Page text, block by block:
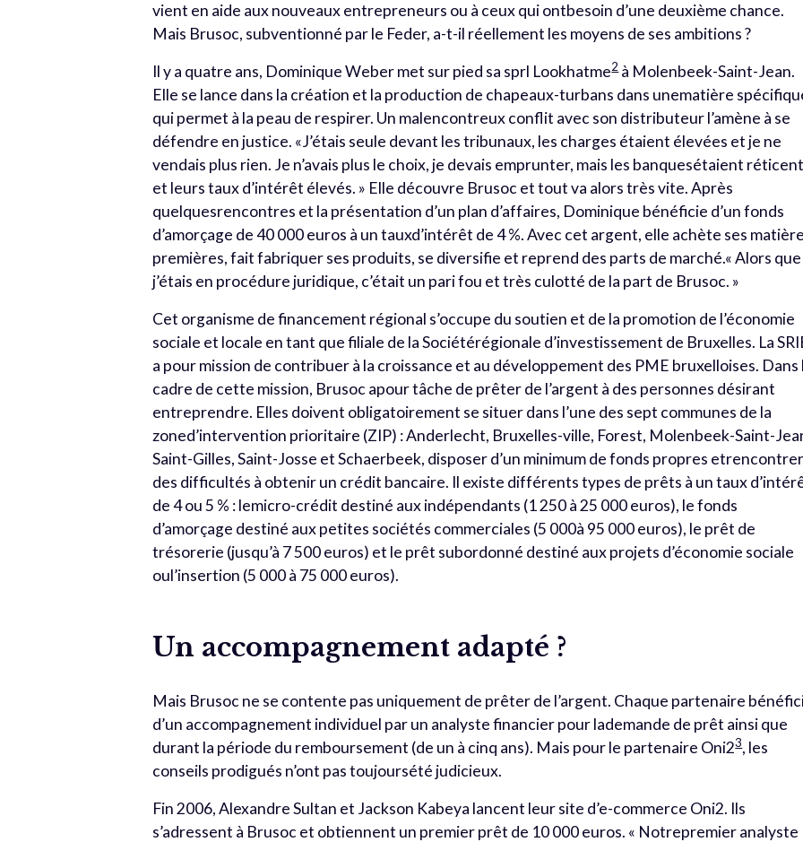
vient en aide aux nouveaux entrepreneurs ou à ceux qui ontbesoin d’une deuxième chance.
Mais Brusoc, subventionné par le Feder, a-t-il réellement les moyens de ses ambitions ?
Il y a quatre ans, Dominique Weber met sur pied sa sprl Lookhatme2à Molenbeek-Saint-Jean.
Elle se lance dans la création et la production de chapeaux-turbans dans unematière
qui permet à la peau de respirer. Un malencontreux conflit avec son distributeur l’amène à se
défendre en justice. «J’étais seule devant les tribunaux, les charges étaient élevées et je ne
vendais plus rien. Je n’avais plus le choix, je devais emprunter, mais les banquesétaient
et leurs taux d’intérêt élevés. » Elle découvre Brusoc et tout va alors très vite. Après
quelquesrencontres et la présentation d’un plan d’affaires, Dominique bénéficie d’un fonds
d’amorçage de 40 000 euros à un tauxd’intérêt de 4 %. Avec cet argent, elle achète ses
premières, fait fabriquer ses produits, se diversifie et reprend des parts de marché.« Alors que
j’étais en procédure juridique, c’était un pari fou et très culotté de la part de Brusoc. »
Cet organisme de financement régional s’occupe du soutien et de la promotion de l’économie
sociale et locale en tant que filiale de la Sociétérégionale d’investissement de Bruxelles. La
a pour mission de contribuer à la croissance et au développement des PME bruxelloises. Dans
cadre de cette mission, Brusoc apour tâche de prêter de l’argent à des personnes désirant
entreprendre. Elles doivent obligatoirement se situer dans l’une des sept communes de la
zoned’intervention prioritaire (ZIP) : Anderlecht, Bruxelles-ville, Forest, Molenbeek-Saint-
Saint-Gilles, Saint-Josse et Schaerbeek, disposer d’un minimum de fonds propres etrencontrer
des difficultés à obtenir un crédit bancaire. Il existe différents types de prêts à un taux
de 4 ou 5 % : lemicro-crédit destiné aux indépendants (1 250 à 25 000 euros), le fonds
d’amorçage destiné aux petites sociétés commerciales (5 000à 95 000 euros), le prêt de
trésorerie (jusqu’à 7 500 euros) et le prêt subordonné destiné aux projets d’économie sociale
oul’insertion (5 000 à 75 000 euros).
Un accompagnement adapté ?
Mais Brusoc ne se contente pas uniquement de prêter de l’argent. Chaque partenaire
d’un accompagnement individuel par un analyste financier pour lademande de prêt ainsi que
durant la période du remboursement (de un à cinq ans). Mais pour le partenaire Oni23, les
conseils prodigués n’ont pas toujoursété judicieux.
Fin 2006, Alexandre Sultan et Jackson Kabeya lancent leur site d’e-commerce Oni2. Ils
s’adressent à Brusoc et obtiennent un premier prêt de 10 000 euros. « Notrepremier analyste